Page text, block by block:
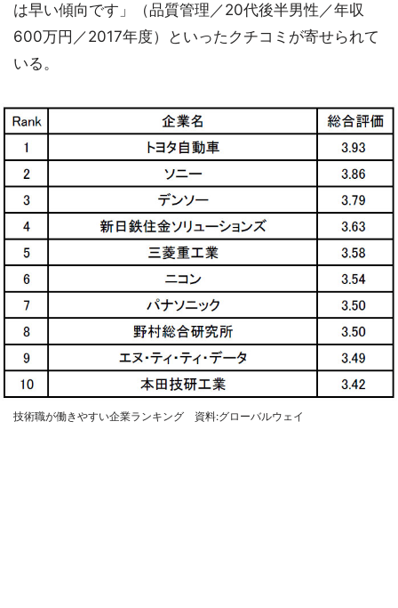
は早い傾向です」（品質管理／20代後半男性／年収
600万円／2017年度）といったクチコミが寄せられて
いる。
技術職が働きやすい企業ランキング 資料:グローバルウェイ